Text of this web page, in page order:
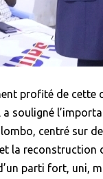
profité de cette
souligné
centré sur
la reconstruction
parti fort, uni,